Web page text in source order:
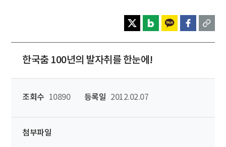
한국춤 100년의 발자취를 한눈에!
조회수 10890 등록일 2012.02.07
첨부파일